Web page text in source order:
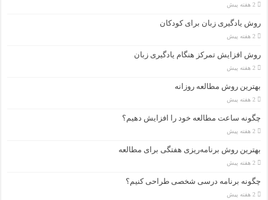
2 هفته پیش
روش یادگیری زبان برای کودکان
2 هفته پیش
روش افزایش تمرکز هنگام یادگیری زبان
2 هفته پیش
بهترین روش مطالعه روزانه
2 هفته پیش
چگونه ساعت مطالعه خود را افزایش دهیم؟
2 هفته پیش
بهترین روش برنامه‌ریزی هفتگی برای مطالعه
2 هفته پیش
چگونه برنامه درسی شخصی طراحی کنیم؟
2 هفته پیش